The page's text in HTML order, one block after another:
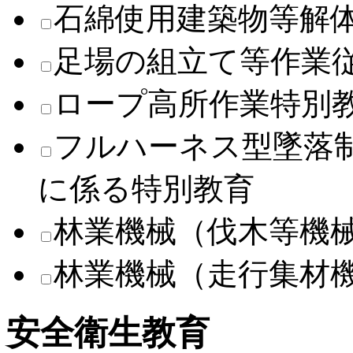
石綿使用建築物等解
足場の組立て等作業
ロープ高所作業特別
フルハーネス型墜落
に係る特別教育
林業機械（伐木等機
林業機械（走行集材
安全衛生教育